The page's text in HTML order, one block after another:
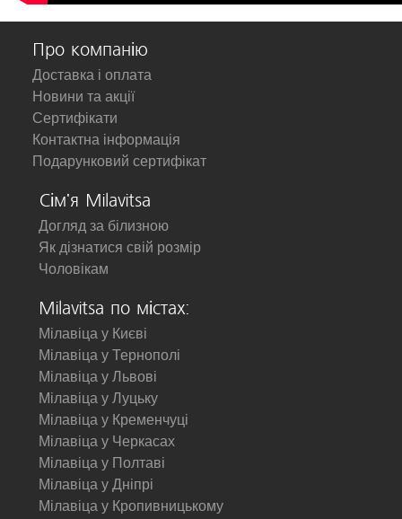
Про компанію
Доставка і оплата
Новини та акції
Сертифікати
Контактна інформація
Подарунковий сертифікат
Сім'я Milavitsa
Догляд за білизною
Як дізнатися свій розмір
Чоловікам
Milavitsa по містах:
Мілавіца у Києві
Мілавіца у Тернополі
Мілавіца у Львові
Мілавіца у Луцьку
Мілавіца у Кременчуці
Мілавіца у Черкасах
Мілавіца у Полтаві
Мілавіца у Дніпрі
Мілавіца у Кропивницькому